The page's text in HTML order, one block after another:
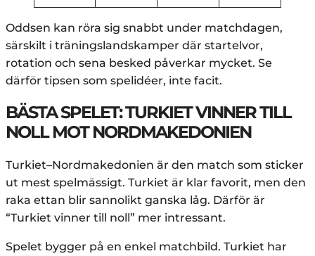
Oddsen kan röra sig snabbt under matchdagen,
särskilt i träningslandskamper där startelvor,
rotation och sena besked påverkar mycket. Se
därför tipsen som spelidéer, inte facit.
BÄSTA SPELET: TURKIET VINNER TILL
NOLL MOT NORDMAKEDONIEN
Turkiet–Nordmakedonien är den match som sticker
ut mest spelmässigt. Turkiet är klar favorit, men den
raka ettan blir sannolikt ganska låg. Därför är
“Turkiet vinner till noll” mer intressant.
Spelet bygger på en enkel matchbild. Turkiet har